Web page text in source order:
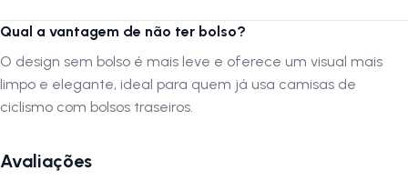
FAQ — Perguntas frequentes
1. O forro é de gel ou espuma?
Qual a vantagem de não ter bolso?
O design sem bolso é mais leve e oferece um visual mais
limpo e elegante, ideal para quem já usa camisas de
ciclismo com bolsos traseiros.
Avaliações